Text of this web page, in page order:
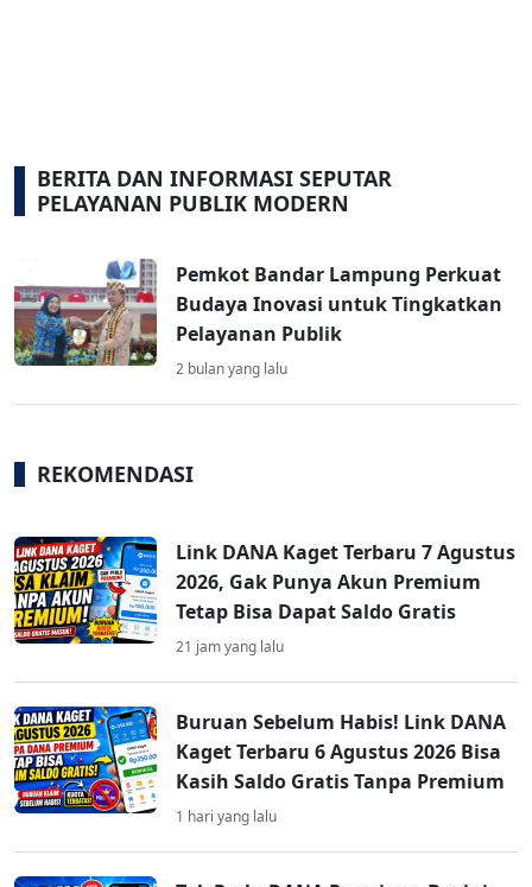
BERITA DAN INFORMASI SEPUTAR
PELAYANAN PUBLIK MODERN
Pemkot Bandar Lampung Perkuat
Budaya Inovasi untuk Tingkatkan
Pelayanan Publik
2 bulan yang lalu
REKOMENDASI
Link DANA Kaget Terbaru 7 Agustus
2026, Gak Punya Akun Premium
Tetap Bisa Dapat Saldo Gratis
21 jam yang lalu
Buruan Sebelum Habis! Link DANA
Kaget Terbaru 6 Agustus 2026 Bisa
Kasih Saldo Gratis Tanpa Premium
1 hari yang lalu